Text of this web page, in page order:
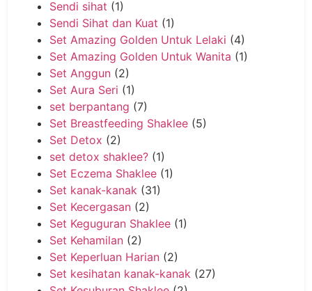
Sendi sihat (1)
Sendi Sihat dan Kuat (1)
Set Amazing Golden Untuk Lelaki (4)
Set Amazing Golden Untuk Wanita (1)
Set Anggun (2)
Set Aura Seri (1)
set berpantang (7)
Set Breastfeeding Shaklee (5)
Set Detox (2)
set detox shaklee? (1)
Set Eczema Shaklee (1)
Set kanak-kanak (31)
Set Kecergasan (2)
Set Keguguran Shaklee (1)
Set Kehamilan (2)
Set Keperluan Harian (2)
Set kesihatan kanak-kanak (27)